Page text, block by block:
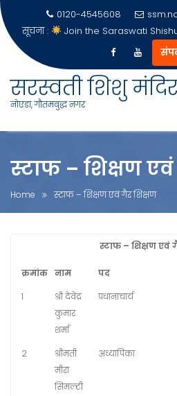
content
0120-4545608
सूचना :
Join the Saraswati
सरस्वती शिशु
नोएडा, गौतमबुद्ध नगर
स्टाफ – शिक्षण
Home स्टाफ – शिक्षण एवं गैर शिक्षण
स्टाफ – शिक्षण एवं
क्रमांक नाम
पद
1
श्री देवेंद्र
कुमार
शर्मा
प्रधानाचार्य
2
श्रीमती
मीरा
सिमल्टी
अध्यापिका